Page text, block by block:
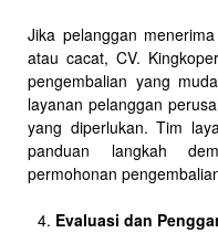
Jika pelanggan
atau cacat, CV.
pengembalian yang
layanan pelanggan
yang diperlukan. Tim
panduan langkah
permohonan
Evaluasi dan